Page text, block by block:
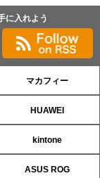
に入れよう
マカフィー
HUAWEI
kintone
ASUS ROG